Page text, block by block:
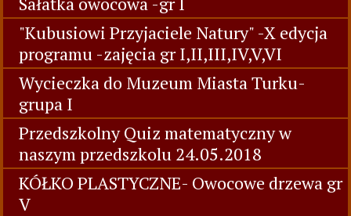
"Kubusiowi Przyjaciele Natury" -X edycja
programu -zajęcia gr I,II,III,IV,V,VI
Wycieczka do Muzeum Miasta Turku-
grupa I
Przedszkolny Quiz matematyczny w
naszym przedszkolu 24.05.2018
KÓŁKO PLASTYCZNE- Owocowe drzewa gr
V